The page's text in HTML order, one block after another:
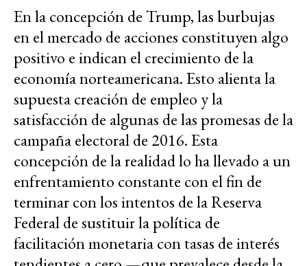
En la concepción de Trump, las burbujas
en el mercado de acciones constituyen algo
positivo e indican el crecimiento de la
economía norteamericana. Esto alienta la
supuesta creación de empleo y la
satisfacción de algunas de las promesas de la
campaña electoral de 2016. Esta
concepción de la realidad lo ha llevado a un
enfrentamiento constante con el fin de
terminar con los intentos de la Reserva
Federal de sustituir la política de
facilitación monetaria con tasas de interés